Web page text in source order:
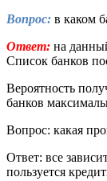
Вопрос: в каком
Ответ: на
Список банков
Вероятность
банков
Вопрос: какая
Ответ: все
пользуется